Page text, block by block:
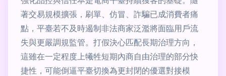
著交易規模擴張，刷單、仿冒、詐騙已成消費者痛
點，平臺若不及時遏制非法商家泛濫將面臨用戶流
失與更嚴調規監管。打假決心匹配長期治理方向，
這雖在一定程度上犧牲短期內商自由治理的部分快
捷性，可能倒逼平臺切換為更封閉的優選對接模